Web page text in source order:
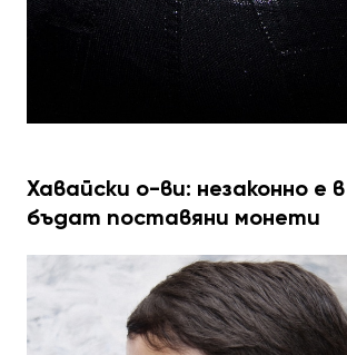
Хавайски о-ви: незаконно е
бъдат поставяни монети